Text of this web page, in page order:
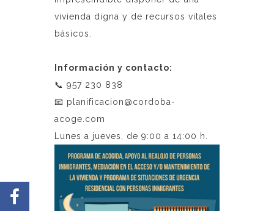
vivienda digna y de recursos vitales
básicos.
Información y contacto:
📞 957 230 838
📧 planificacion@cordoba-
acoge.com
Lunes a jueves, de 9:00 a 14:00 h.